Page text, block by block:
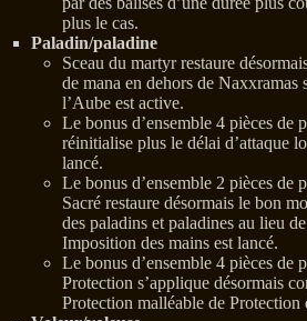
plus le cas.
Paladin/paladine
Sceau du martyr restaure
de mana en dehors de Naxxramas
l’Aube est active.
Le bonus d’ensemble 4 pièces de
réinitialise plus le délai d’attaque
lancé.
Le bonus d’ensemble 2 pièces de
Sacré restaure désormais le bon
des paladins et paladines au lieu
Imposition des mains est lancé.
Le bonus d’ensemble 4 pièces de
Protection s’applique désormais
Protection malléable de Protection